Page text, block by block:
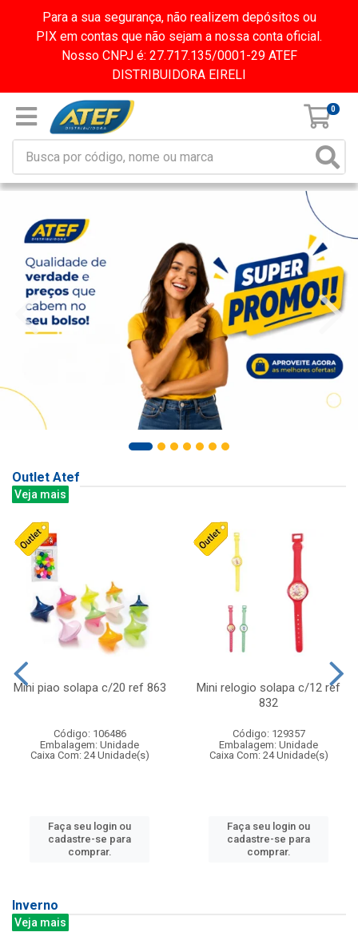
Para a sua segurança, não realizem depósitos ou
PIX em contas que não sejam a nossa conta oficial.
Nosso CNPJ é: 27.717.135/0001-29 ATEF
DISTRIBUIDORA EIRELI
0
Outlet Atef
Veja mais
Mini piao solapa c/20 ref 863
Código: 106486
Embalagem: Unidade
Caixa Com: 24 Unidade(s)
Faça seu login ou
cadastre-se para
comprar.
Mini relogio solapa c/12 ref
832
Código: 129357
Embalagem: Unidade
Caixa Com: 24 Unidade(s)
Faça seu login ou
cadastre-se para
comprar.
Inverno
Veja mais